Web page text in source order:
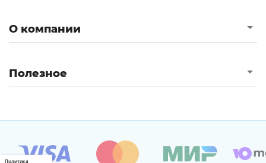
О компании
Полезное
Политика